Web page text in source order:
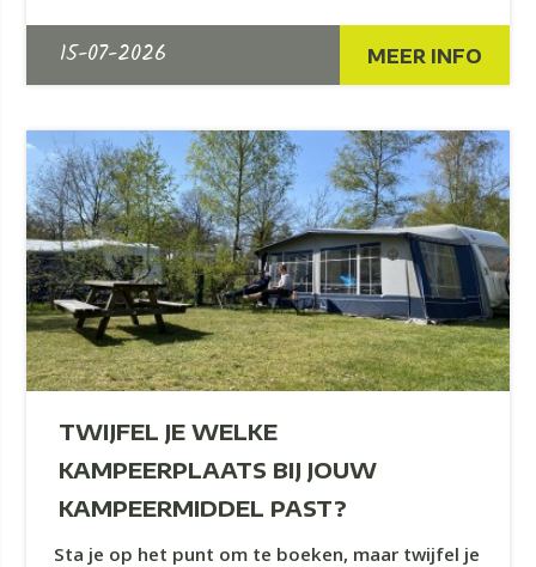
15-07-2026 MEER INFO
TWIJFEL JE WELKE
KAMPEERPLAATS BIJ JOUW
KAMPEERMIDDEL PAST?
Sta je op het punt om te boeken, maar twijfel je